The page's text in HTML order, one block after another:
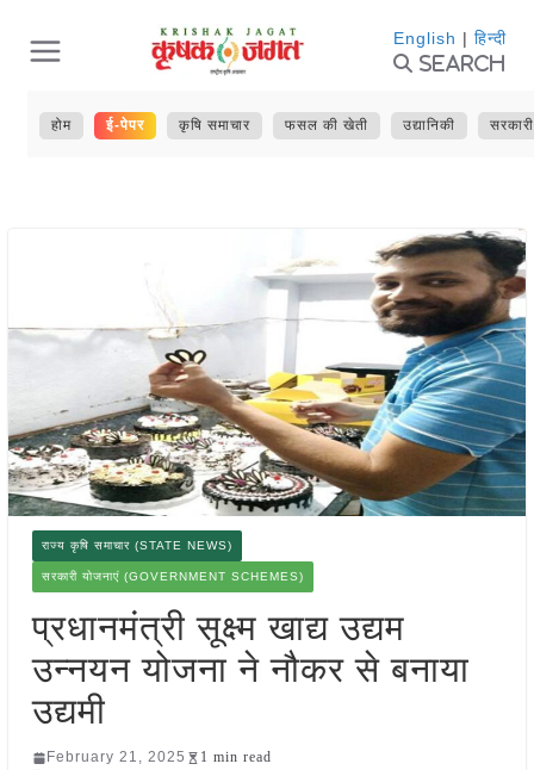
content
English | हिन्दी
Search
होम ई-पेपर कृषि समाचार फसल की खेती उद्यानिकी
राज्य कृषि समाचार (STATE NEWS)
सरकारी योजनाएं (GOVERNMENT SCHEMES)
प्रधानमंत्री सूक्ष्म खाद्य उद्यम
उन्नयन योजना ने नौकर से बनाया
उद्यमी
February 21, 2025 1 min read